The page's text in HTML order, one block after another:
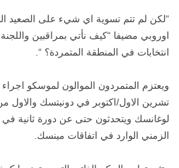
“لكن لم تتم تسوية اي شيء على الصعيد
اوروبي مضيفا “كيف نأتي بمراقبين واللجنة
انتخابات في المنطقة المتمردة؟ “.
تشرين الاول/اكتوبر في دونيتسك والاول
لوغانسك ويتحدثون حتى عن دورة ثانية في
الزمني الوارد في اتفاقات مينسك.